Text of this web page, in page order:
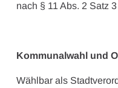
nach § 11 Abs. 2 Satz
Kommunalwahl und
Wählbar als